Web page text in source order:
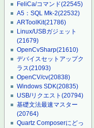
FeliCa/コマンド(22545)
A5：SQL Mk-2(22532)
ARToolKit(21786)
Linux/USBガジェット
(21679)
OpenCvSharp(21610)
デバイスセットアップク
ラス(21093)
OpenCV/cv(20838)
Windows SDK(20835)
USB/リクエスト(20794)
基礎文法最速マスター
(20764)
Quartz Composerにどっ